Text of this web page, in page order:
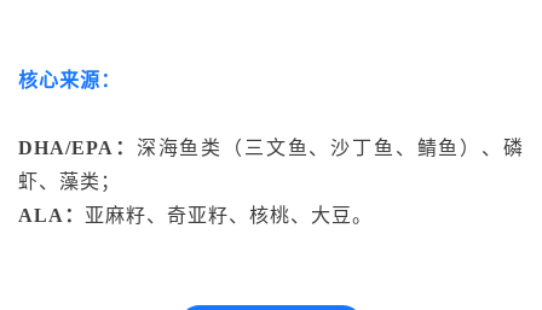
核心来源：
DHA/EPA： 深海鱼类（三文鱼、沙丁鱼、鲭鱼）、磷
虾、藻类；
ALA： 亚麻籽、奇亚籽、核桃、大豆。